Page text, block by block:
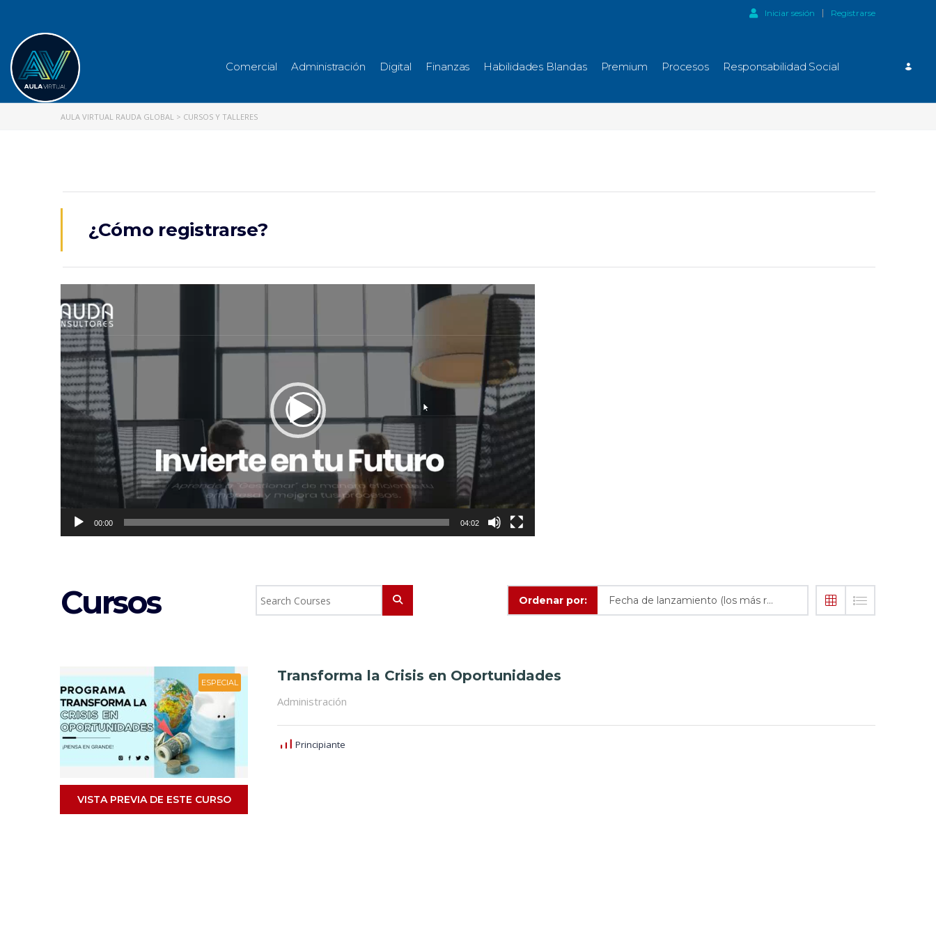
Iniciar sesión Registrarse
Comercial Administración Digital Finanzas Habilidades Blandas Premium Procesos Responsabilidad Social
AULA VIRTUAL RAUDA GLOBAL > CURSOS Y TALLERES
¿Cómo registrarse?
de
vídeo
00:00 04:02
Cursos Ordenar por: Fecha de lanzamiento (los más recientes primero)
ESPECIAL Transforma la Crisis en Oportunidades
Administración
Principiante